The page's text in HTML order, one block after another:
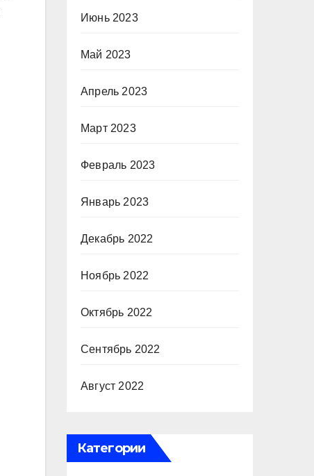
Июнь 2023
Май 2023
Апрель 2023
Март 2023
Февраль 2023
Январь 2023
Декабрь 2022
Ноябрь 2022
Октябрь 2022
Сентябрь 2022
Август 2022
Категории